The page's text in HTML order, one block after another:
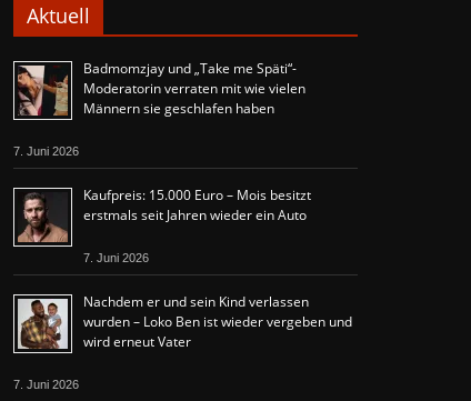
Aktuell
Badmomzjay und „Take me Späti“-
Moderatorin verraten mit wie vielen
Männern sie geschlafen haben
7. Juni 2026
Kaufpreis: 15.000 Euro – Mois besitzt
erstmals seit Jahren wieder ein Auto
7. Juni 2026
Nachdem er und sein Kind verlassen
wurden – Loko Ben ist wieder vergeben und
wird erneut Vater
7. Juni 2026